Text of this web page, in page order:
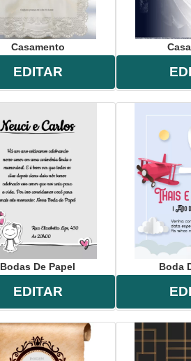
Casamento
EDITAR
Bodas De Papel
EDITAR
Boda